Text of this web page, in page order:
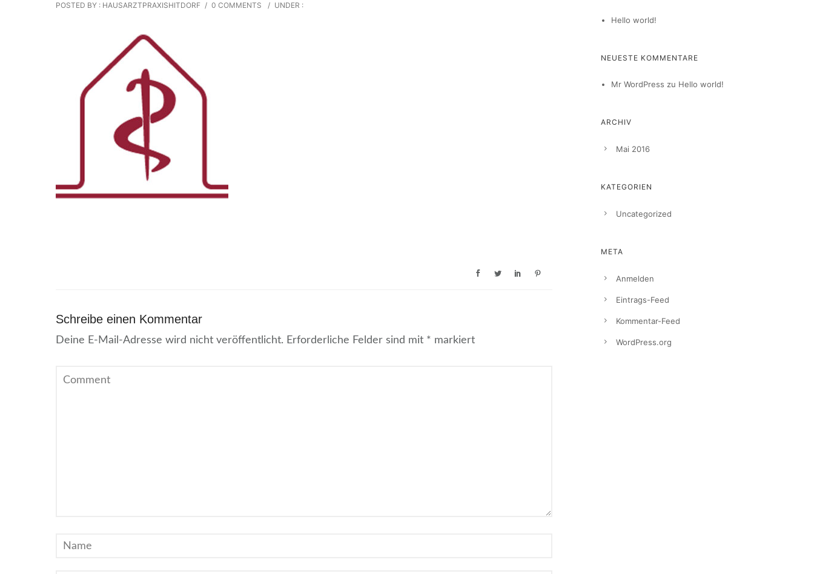
POSTED BY : HAUSARZTPRAXISHITDORF / 0 COMMENTS / UNDER :
Schreibe einen Kommentar
Deine E-Mail-Adresse wird nicht veröffentlicht. Erforderliche Felder sind mit * markiert
Hello world!
NEUESTE KOMMENTARE
Mr WordPress zu Hello world!
ARCHIV
Mai 2016
KATEGORIEN
Uncategorized
META
Anmelden
Eintrags-Feed
Kommentar-Feed
WordPress.org